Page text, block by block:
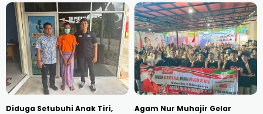
Diduga Setubuhi Anak Tiri,
Agam Nur Muhajir Gelar